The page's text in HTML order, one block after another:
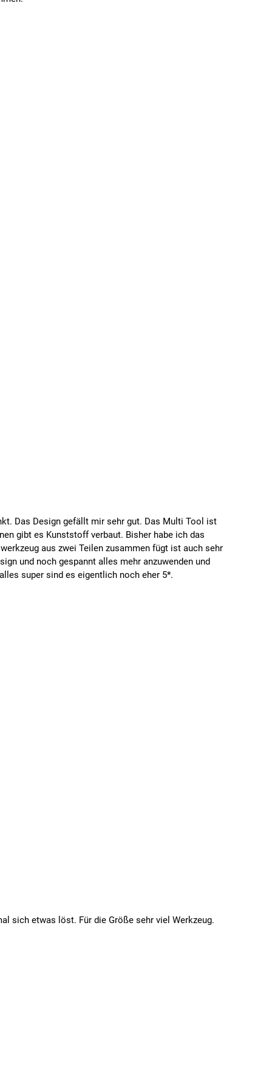
Das Design gefällt mir sehr gut. Das Multi Tool ist
gibt es Kunststoff verbaut. Bisher habe ich das
aus zwei Teilen zusammen fügt ist auch sehr
und noch gespannt alles mehr anzuwenden und
super sind es eigentlich noch eher 5*.
sich etwas löst. Für die Größe sehr viel Werkzeug.